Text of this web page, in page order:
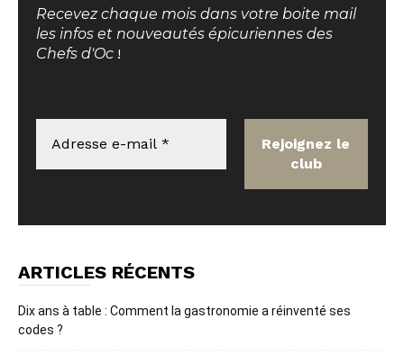
Recevez chaque mois dans votre boite mail
les infos et nouveautés épicuriennes des
Chefs d'Oc !
ARTICLES RÉCENTS
Dix ans à table : Comment la gastronomie a réinventé ses
codes ?